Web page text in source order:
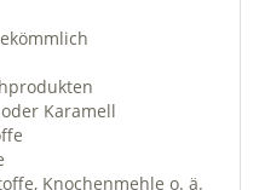
Karamell
Knochenmehle o. ä.